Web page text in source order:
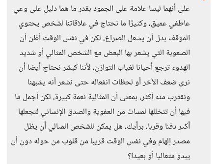
على أنهما ليسا علامة على الجمود بقدر ما هما دليل على وعي
عاطفي عميق، وكثيرًا ما نحتاج في علاقاتنا لشخص يحتوي
الموقف بدل أن يشعل الصراع، لكن في نفس الوقت أظن أن
الصعوبة التي يشعر بها البعض مع الشخص المثالي أو شديد
الهدوء ترجع أحيانا لغياب التوازن، لأننا كبشر نحتاج أيضا أن
نرى ضعف الآخر أو لحظات انفعاله حتى نشعر أنه يشبهنا
ونقترب منه أكثر، بمعنى أن المثالية نعمة كبيرة، لكن أجمل ما
فيها أن تتخللها لمسات من العفوية والصدق الإنساني لتجعلها
أكثر دفئا وقربا، برأيك، هل يمكن للشخص المثالي أن يظل
مصدر إلهام وفي نفس الوقت قريبا من قلوب من حوله دون أن
يبدو متعاليا أو بعيدا؟